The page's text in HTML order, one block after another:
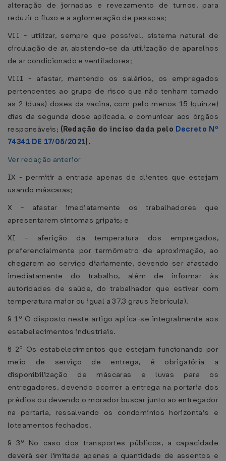
alteração de jornadas e revezamento de turnos, para
reduzir o fluxo e a aglomeração de pessoas;
VII - utilizar, sempre que possível, sistema natural de
circulação de ar, abstendo-se da utilização de aparelhos
de ar condicionado e ventiladores;
VIII - afastar, mantendo os salários, os empregados
pertencentes ao grupo de risco que não tenham tomado
as 2 (duas) doses da vacina, com pelo menos 15 (quinze)
dias da segunda dose aplicada, e comunicar aos órgãos
responsáveis; (Redação do inciso dada pelo Decreto Nº
74341 DE 17/05/2021).
Ver redação anterior
IX - permitir a entrada apenas de clientes que estejam
usando máscaras;
X - afastar imediatamente os trabalhadores que
apresentarem sintomas gripais; e
XI - aferição da temperatura dos empregados,
preferencialmente por termômetro de aproximação, ao
chegarem ao serviço diariamente, devendo ser afastado
imediatamente do trabalho, além de informar às
autoridades de saúde, do trabalhador que estiver com
temperatura maior ou igual a 37,3 graus (febrícula).
§ 1º O disposto neste artigo aplica-se integralmente aos
estabelecimentos industriais.
§ 2º Os estabelecimentos que estejam funcionando por
meio de serviço de entrega, é obrigatória a
disponibilização de máscaras e luvas para os
entregadores, devendo ocorrer a entrega na portaria dos
prédios ou devendo o morador buscar junto ao entregador
na portaria, ressalvando os condomínios horizontais e
loteamentos fechados.
§ 3º No caso dos transportes públicos, a capacidade
deverá ser limitada apenas a quantidade de assentos e